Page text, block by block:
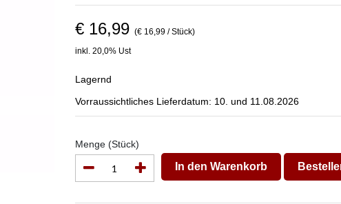
€ 16,99 (€ 16,99 / Stück)
inkl. 20,0% Ust
Lagernd
Vorraussichtliches Lieferdatum: 10. und 11.08.2026
Menge (Stück)
In den Warenkorb